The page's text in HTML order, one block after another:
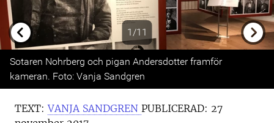
1/11
Sotaren Nohrberg och pigan Andersdotter framför
kameran. Foto: Vanja Sandgren
TEXT: VANJA SANDGREN PUBLICERAD: 27